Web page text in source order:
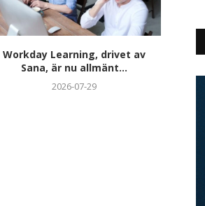
Workday Learning, drivet av
Sana, är nu allmänt...
2026-07-29